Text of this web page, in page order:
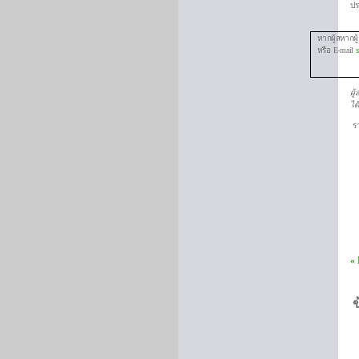
ป
หากผู้สหากผู้
หรือ E-mail
ผู้
ไ
«